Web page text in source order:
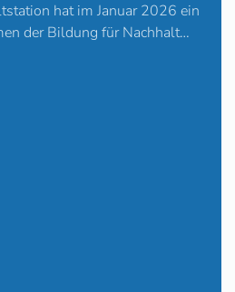
hat im Januar 2026 ein
der Bildung für Nachhalt…